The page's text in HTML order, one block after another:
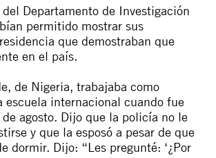
Departamento de Investigación
permitido mostrar sus
que demostraban que
en el país.
de Nigeria, trabajaba como
escuela internacional cuando fue
agosto. Dijo que la policía no le
y que la esposó a pesar de que
dormir. Dijo: “Les pregunté: ‘¿Por